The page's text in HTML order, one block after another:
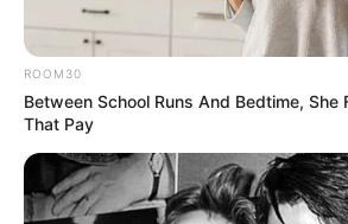
ROOM30
Between School Runs And Bedtime, She
That Pay